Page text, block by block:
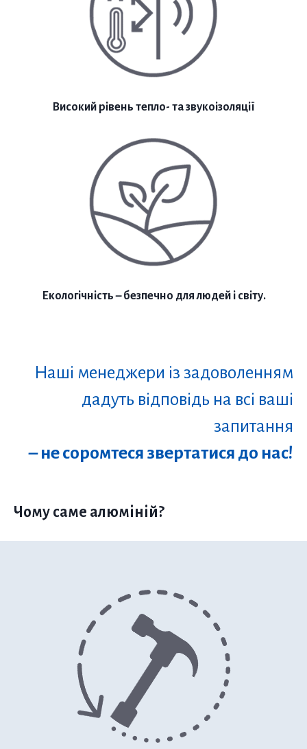
Високий рівень тепло- та звукоізоляції
Екологічність – безпечно для людей і світу.
Наші менеджери із задоволенням
дадуть відповідь на всі ваші
запитання
– не соромтеся звертатися до нас!
Чому саме алюміній?